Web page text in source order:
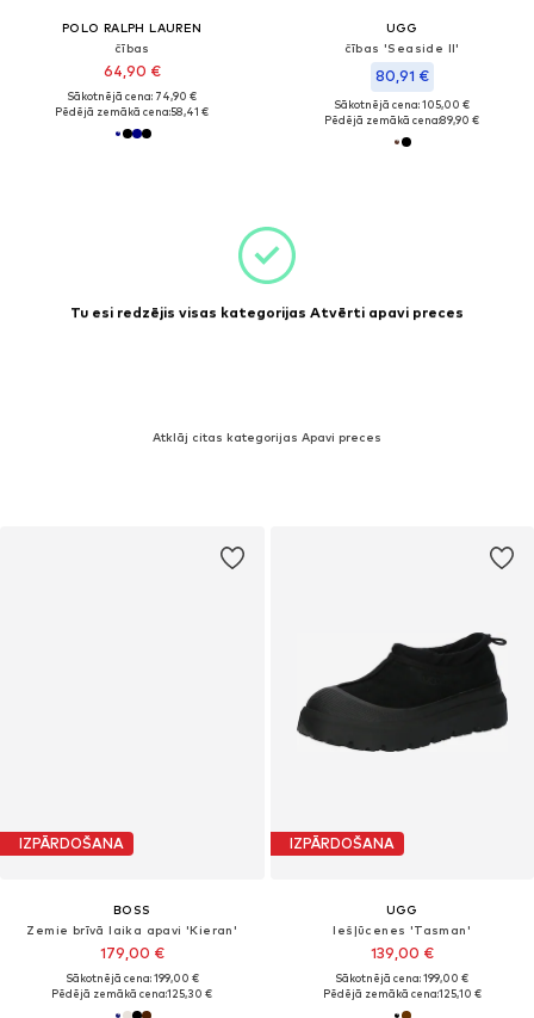
POLO RALPH LAUREN
čības
64,90 €
Sākotnējā cena: 74,90 €
Pēdējā zemākā cena:58,41 €
UGG
čības 'Seaside II'
80,91 €
Sākotnējā cena: 105,00 €
Pēdējā zemākā cena:89,90 €
Tu esi redzējis visas kategorijas Atvērti apavi preces
Atklāj citas kategorijas Apavi preces
IZPĀRDOŠANA
BOSS
Zemie brīvā laika apavi 'Kieran'
179,00 €
Sākotnējā cena: 199,00 €
Pēdējā zemākā cena:125,30 €
IZPĀRDOŠANA
UGG
Iešļūcenes 'Tasman'
139,00 €
Sākotnējā cena: 199,00 €
Pēdējā zemākā cena:125,10 €